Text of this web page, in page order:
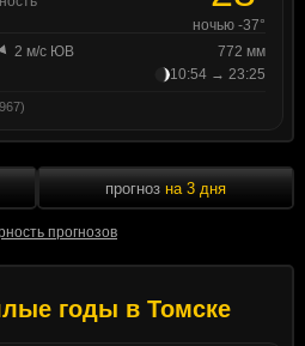
ночью -37°
2 м/с ЮВ
772 мм
10:54 → 23:25
прогнозов
прогноз на 3 дня
годы в Томске